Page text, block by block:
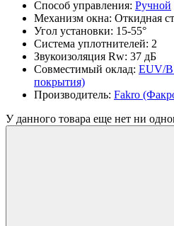
Способ управления: Ручной
Механизм окна: Откидная
Угол установки: 15-55°
Система уплотнителей: 2
Звукоизоляция Rw: 37 дБ
Совместимый оклад: EUV/B
покрытия)
Производитель: Fakro
У данного товара еще нет ни